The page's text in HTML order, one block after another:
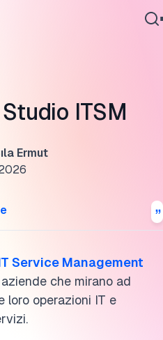
ITSM
Ermut
Service Management
che mirano ad
loro operazioni IT e